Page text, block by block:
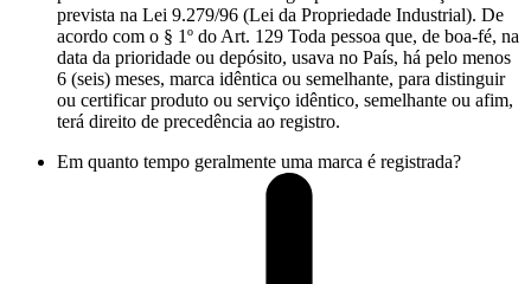
prevista na Lei 9.279/96 (Lei da Propriedade Industrial). De
acordo com o § 1º do Art. 129 Toda pessoa que, de boa-fé, na
data da prioridade ou depósito, usava no País, há pelo menos
6 (seis) meses, marca idêntica ou semelhante, para distinguir
ou certificar produto ou serviço idêntico, semelhante ou afim,
terá direito de precedência ao registro.
Em quanto tempo geralmente uma marca é registrada?